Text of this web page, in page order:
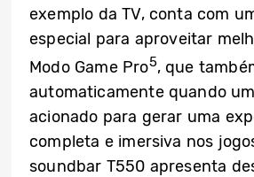
exemplo da TV, conta com
especial para aproveitar
Modo Game Pro5, que
automaticamente quando
acionado para gerar uma
completa e imersiva nos
soundbar T550 apresenta